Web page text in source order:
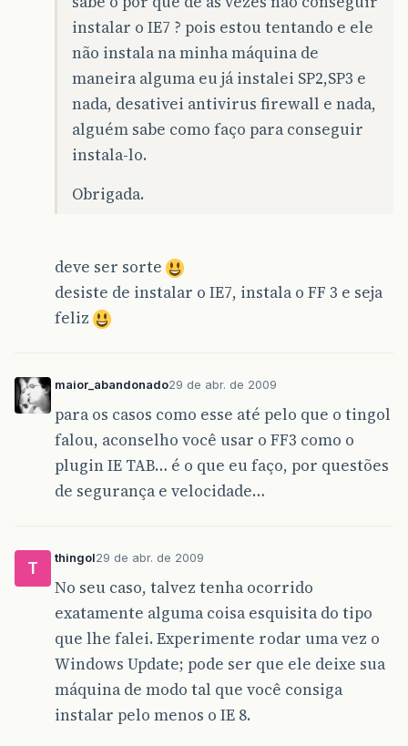
instalar o IE7 ? pois estou tentando e ele
não instala na minha máquina de
maneira alguma eu já instalei SP2,SP3 e
nada, desativei antivirus firewall e nada,
alguém sabe como faço para conseguir
instala-lo.
Obrigada.
deve ser sorte
desiste de instalar o IE7, instala o FF 3 e seja
feliz
maior_abandonado29 de abr. de 2009
para os casos como esse até pelo que o tingol
falou, aconselho você usar o FF3 como o
plugin IE TAB… é o que eu faço, por questões
de segurança e velocidade…
T
thingol29 de abr. de 2009
No seu caso, talvez tenha ocorrido
exatamente alguma coisa esquisita do tipo
que lhe falei. Experimente rodar uma vez o
Windows Update; pode ser que ele deixe sua
máquina de modo tal que você consiga
instalar pelo menos o IE 8.